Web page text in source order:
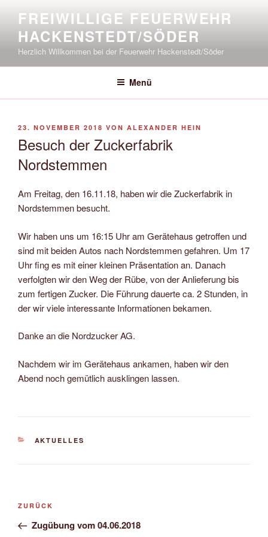
springen
FREIWILLIGE FEUERWEHR
HACKENSTEDT/SÖDER
Herzlich Willkommen bei der Feuerwehr Hackenstedt/Söder
Menü
VERÖFFENTLICHT
23. NOVEMBER 2018 VON ALEXANDER HEIN
Besuch der Zuckerfabrik
Nordstemmen
Am Freitag, den 16.11.18, haben wir die Zuckerfabrik in
Nordstemmen besucht.
Wir haben uns um 16:15 Uhr am Gerätehaus getroffen und
sind mit beiden Autos nach Nordstemmen gefahren. Um 17
Uhr fing es mit einer kleinen Präsentation an. Danach
verfolgten wir den Weg der Rübe, von der Anlieferung bis
zum fertigen Zucker. Die Führung dauerte ca. 2 Stunden, in
der wir viele interessante Informationen bekamen.
Danke an die Nordzucker AG.
Nachdem wir im Gerätehaus ankamen, haben wir den
Abend noch gemütlich ausklingen lassen.
KATEGORIEN
AKTUELLES
Beitragsnavigation
Vorheriger
Beitrag
ZURÜCK
Zugübung vom 04.06.2018